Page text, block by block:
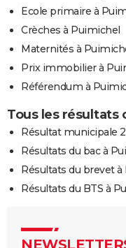
Ecole primaire à
Crèches à Puimichel
Maternités à
Prix immobilier à
Référendum à
Tous les résultats
Résultat municipale
Résultats du bac à
Résultats du brevet
Résultats du BTS à